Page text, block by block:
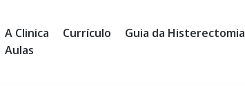
A Clinica Currículo Guia da Histerectomia
Aulas